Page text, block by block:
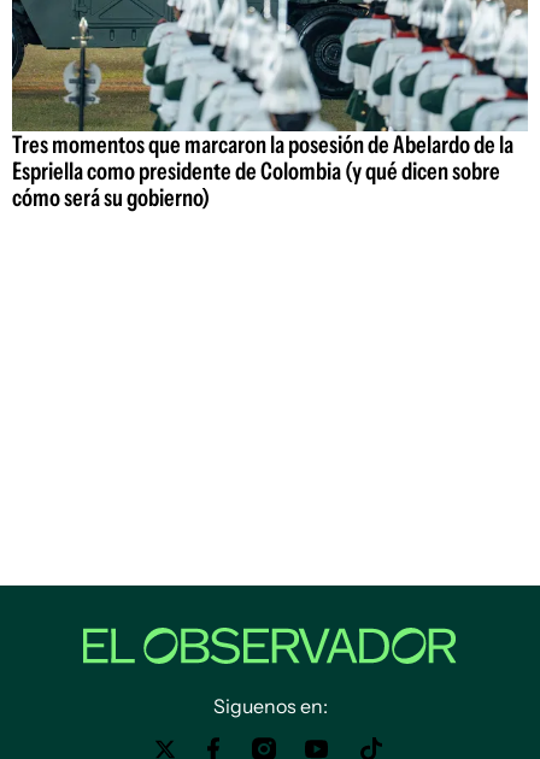
Tres momentos que marcaron la posesión de Abelardo de la
Espriella como presidente de Colombia (y qué dicen sobre
cómo será su gobierno)
Siguenos en: